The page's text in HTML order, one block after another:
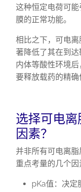
这种恒定电荷可
膜的正常功能。
相比之下，可电
著降低了其在到
内体等酸性环境
要释放载药的精确
选择可电
因素？
并非所有可电离脂
重点考量的几个因
pKa值：决定